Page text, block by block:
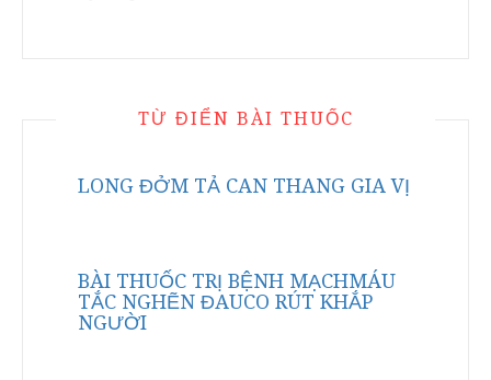
TỪ ĐIỂN BÀI THUỐC
LONG ĐỞM TẢ CAN THANG GIA VỊ
BÀI THUỐC TRỊ BỆNH MẠCHMÁU
TẮC NGHẼN ĐAUCO RÚT KHẮP
NGƯỜI